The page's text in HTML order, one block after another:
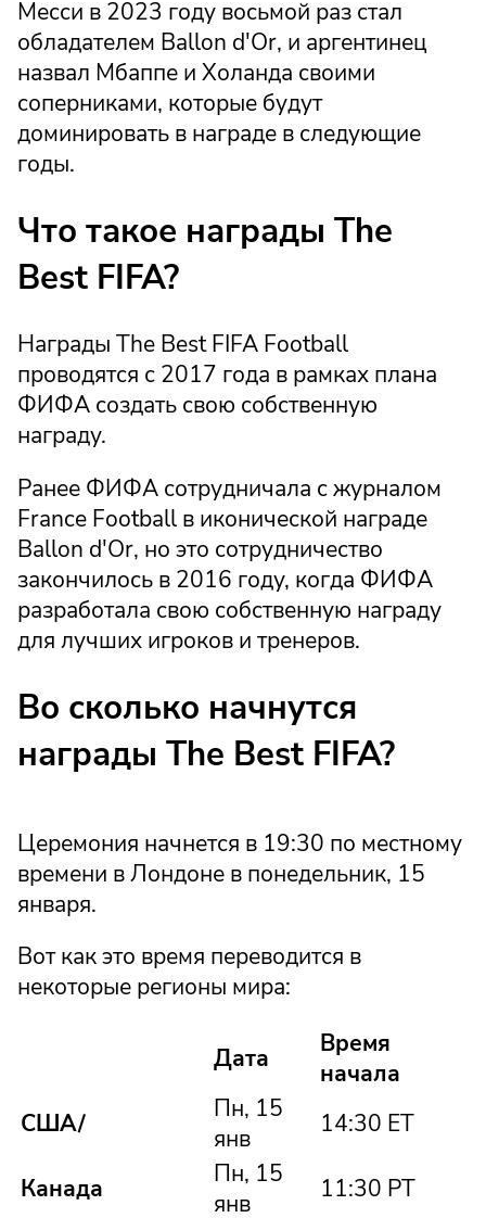
Месси в 2023 году восьмой раз стал
обладателем Ballon d'Or, и аргентинец
назвал Мбаппе и Холанда своими
соперниками, которые будут
доминировать в награде в следующие
годы.
Что такое награды The
Best FIFA?
Награды The Best FIFA Football
проводятся с 2017 года в рамках плана
ФИФА создать свою собственную
награду.
Ранее ФИФА сотрудничала с журналом
France Football в иконической награде
Ballon d'Or, но это сотрудничество
закончилось в 2016 году, когда ФИФА
разработала свою собственную награду
для лучших игроков и тренеров.
Во сколько начнутся
награды The Best FIFA?
Церемония начнется в 19:30 по местному
времени в Лондоне в понедельник, 15
января.
Вот как это время переводится в
некоторые регионы мира:
Дата
Время
начала
США/
Пн, 15
янв
14:30 ET
Канада
Пн, 15
янв
11:30 PT